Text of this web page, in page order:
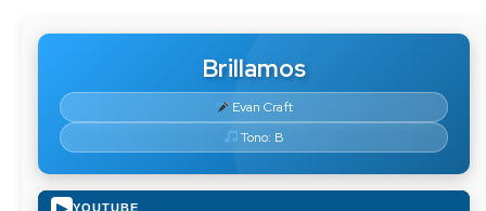
Brillamos
Evan Craft
Tono: B
▶ YOUTUBE